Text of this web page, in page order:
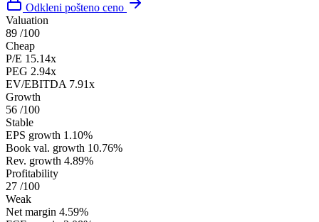
Odkleni pošteno ceno
Valuation
89 /100
Cheap
P/E 15.14x
PEG 2.94x
EV/EBITDA 7.91x
Growth
56 /100
Stable
EPS growth 1.10%
Book val. growth 10.76%
Rev. growth 4.89%
Profitability
27 /100
Weak
Net margin 4.59%